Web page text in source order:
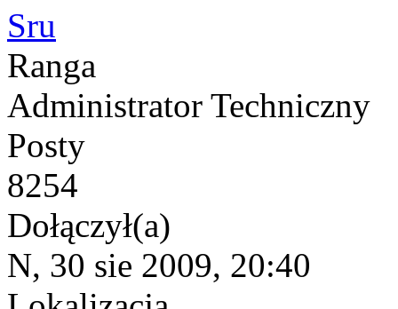
Sru
Ranga
Administrator Techniczny
Posty
8254
Dołączył(a)
N, 30 sie 2009, 20:40